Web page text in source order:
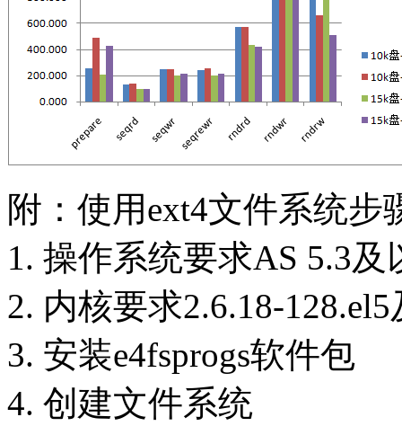
附：使用ext4文件系统步
1. 操作系统要求AS 5.3
2. 内核要求2.6.18-
3. 安装e4fsprogs软件包
4. 创建文件系统